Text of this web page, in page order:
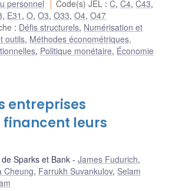
personnel
Code(s) JEL :C,C4,C43,
, E31 , O, O3, O33, O4, O47
: Défis structurels, Numérisation et
outils, Méthodes économétriques,
, Politique monétaire, Économie
entreprises
leurs
Sparks et Bank James Fudurich,
Cheung, Farrukh Suvankulov, Selam